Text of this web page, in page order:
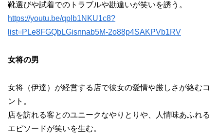
靴選びや試着でのトラブルや勘違いが笑いを誘う。
https://youtu.be/qpIb1NKU1c8?
list=PLe8FGQbLGisnnab5M-2o88p4SAKPVb1RV
女将の男
女将（伊達）が経営する店で彼女の愛情や厳しさが絡むコ
ント。
店を訪れる客とのユニークなやりとりや、人情味あふれる
エピソードが笑いを生む。